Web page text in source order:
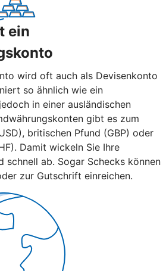
ein
wird oft auch als Devisenkonto
so ähnlich wie ein
in einer ausländischen
gibt es zum
britischen Pfund (GBP) oder
Damit wickeln Sie Ihre
schnell ab. Sogar Schecks können
zur Gutschrift einreichen.